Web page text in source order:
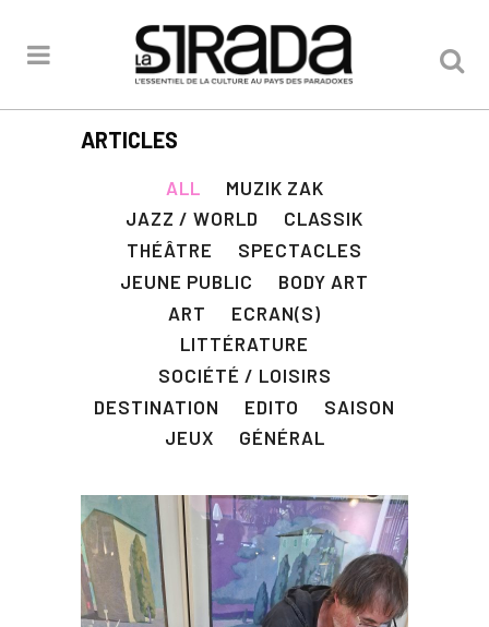
ARTICLES
ALL
MUZIK ZAK
JAZZ / WORLD
CLASSIK
THÉÂTRE
SPECTACLES
JEUNE PUBLIC
BODY ART
ART
ECRAN(S)
LITTÉRATURE
SOCIÉTÉ / LOISIRS
DESTINATION
EDITO
SAISON
JEUX
GÉNÉRAL